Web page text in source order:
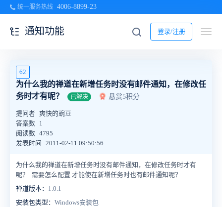
统一服务热线 4006-8899-23
登录/注册
通知功能
62
为什么我的禅道在新增任务时没有邮件通知，在修改任
务时才有呢？
已解决 悬赏5积分
提问者 爽快的豌豆
答案数 1
阅读数 4795
发表时间
2011-02-11 09:50:56
为什么我的禅道在新增任务时没有邮件通知，在修改任务时才有
呢？ 需要怎么配置 才能使在新增任务时也有邮件通知呢？
禅道版本： 1.0.1
安装包类型： Windows安装包